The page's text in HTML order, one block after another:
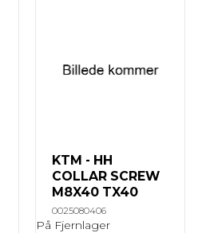
KTM - HH
COLLAR SCREW
M8X40 TX40
0025080406
På Fjernlager